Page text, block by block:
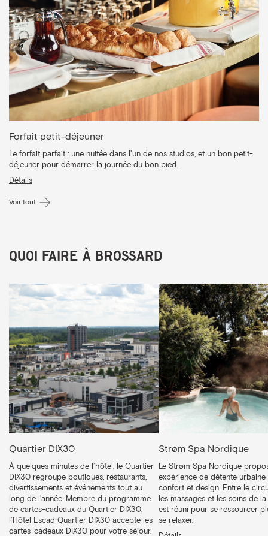
Forfait petit-déjeuner
Le forfait parfait : une nuitée dans l'un de nos studios, et un bon petit-
déjeuner pour démarrer la journée du bon pied.
Détails
Voir tout
Quoi faire à Brossard
Quartier DIX30
À quelques minutes de l’hôtel, le Quartier
DIX30 regroupe boutiques, restaurants,
divertissements et événements tout au
long de l’année. Membre du programme
de cartes-cadeaux du Quartier DIX30,
l’Hôtel Escad Quartier DIX30 accepte les
cartes-cadeaux DIX30 pour votre séjour.
Strøm Spa Nordique
Le Strøm Spa Nordique
expérience de détente urbaine
confort et design. Entre le
les massages et les soins de
est réuni pour se ressourcer
se relaxer.